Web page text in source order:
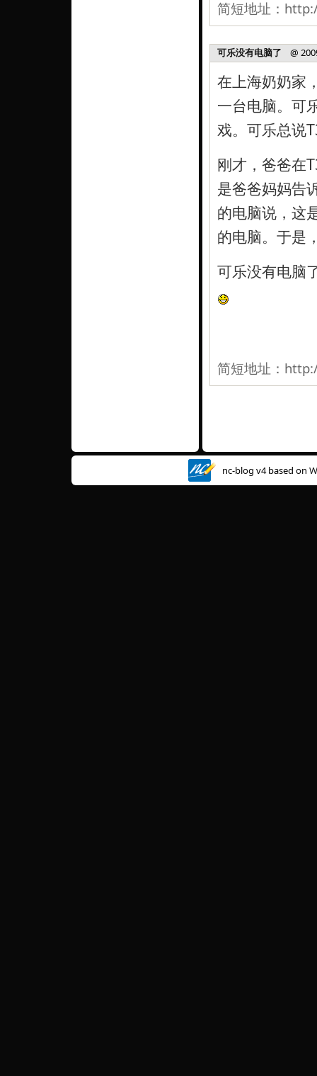
简短地址：
可乐没有电脑了 @
在上海奶奶家
一台电脑。可
戏。可乐总说
刚才，爸爸在
是爸爸妈妈告
的电脑说，这
的电脑。于是
可乐没有电脑
简短地址：
nc-blog v4 based on